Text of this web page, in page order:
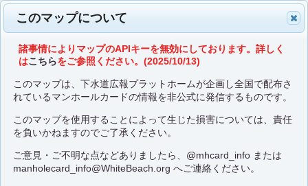
このマップについて
諸事情によりマップのAPIキーを無効にしております。詳しく
はこちらをご参照ください。(2025/10/13)
このマップは、下水道広報プラットホームが企画し全国で配布さ
れているマンホールカードの情報を非公式に発信するものです。
このマップを使用することによって生じた損害については、責任
を負いかねますのでご了承ください。
ご意見・ご不明な点などありましたら、 @mhcard_infoまたは
manholecard_info@WhiteBeach.org へご連絡ください。